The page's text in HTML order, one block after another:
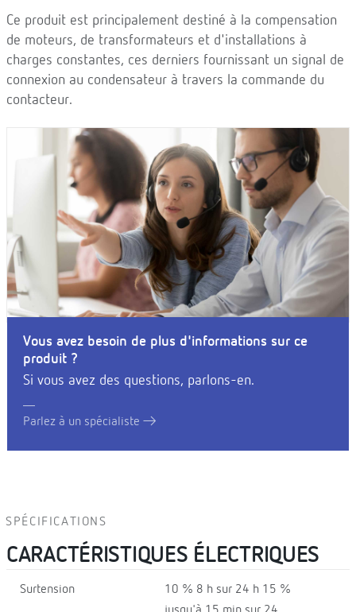
Ce produit est principalement destiné à la compensation
de moteurs, de transformateurs et d'installations à
charges constantes, ces derniers fournissant un signal de
connexion au condensateur à travers la commande du
contacteur.
Vous avez besoin de plus d'informations sur ce
produit ?
Si vous avez des questions, parlons-en.
Parlez à un spécialiste
SPÉCIFICATIONS
CARACTÉRISTIQUES ÉLECTRIQUES
Surtension
10 % 8 h sur 24 h 15 %